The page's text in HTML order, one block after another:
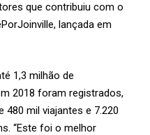
que contribuiu com o
lançada em
1,3 milhão de
2018 foram registrados,
480 mil viajantes e 7.220
“Este foi o melhor